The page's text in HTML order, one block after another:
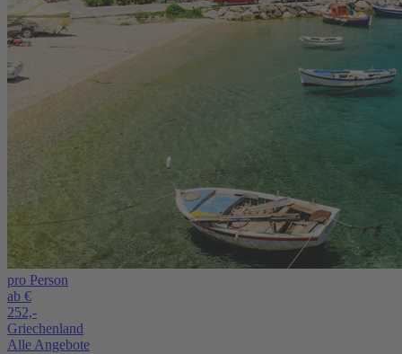
pro Person
ab €
252,-
Griechenland
Alle Angebote